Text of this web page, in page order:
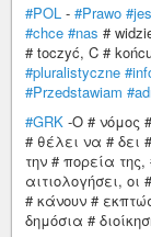
#POL - #Prawo
#chce #nas #
# toczyć, C #
#pluralistyczne
#Przedstawiam
#GRK -Ο # νόμος
# θέλει να # δει
την # πορεία
αιτιολογήσει,
# κάνουν #
δημόσια #